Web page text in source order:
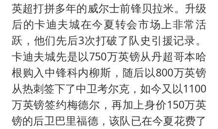
英超打拼多年的威尔士前锋贝拉米。升级
后的卡迪夫城在今夏转会市场上非常活
跃，他们先后3次打破了队史引援记录。
卡迪夫城先是以750万英镑从丹超哥本哈
根购入中锋科内柳斯，随后以800万英镑
从热刺签下了中卫考尔克，如今又以1100
万英镑签约梅德尔，再加上身价150万英
镑的后卫巴里福德，该队已在今夏花费了